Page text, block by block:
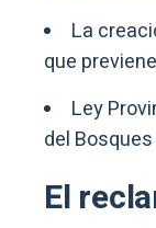
La
que
Ley
del
El